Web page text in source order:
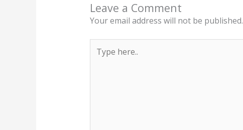
Leave a Comment
Your email address will not be published.
here..